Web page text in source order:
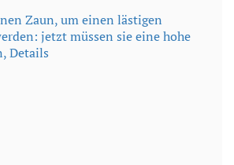
Zaun, um einen lästigen
jetzt müssen sie eine hohe
Details